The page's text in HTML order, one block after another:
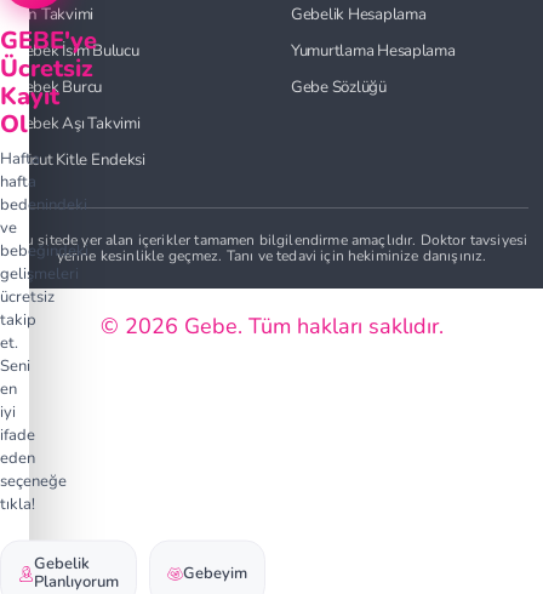
Çin Takvimi
Bebek İsim Bulucu
Bebek Burcu
Bebek Aşı Takvimi
Vücut Kitle Endeksi
Gebelik Hesaplama
Yumurtlama Hesaplama
Gebe Sözlüğü
Bu sitede yer alan içerikler tamamen bilgilendirme amaçlıdır. Doktor tavsiyesi
yerine kesinlikle geçmez. Tanı ve tedavi için hekiminize danışınız.
© 2026 Gebe. Tüm hakları saklıdır.
GEBE'ye
Ücretsiz
Kayıt
Ol
Hafta
hafta
bedenindeki
ve
bebeğindeki
gelişmeleri
ücretsiz
takip
et.
Seni
en
iyi
ifade
eden
seçeneğe
tıkla!
Gebelik
Planlıyorum
Gebeyim